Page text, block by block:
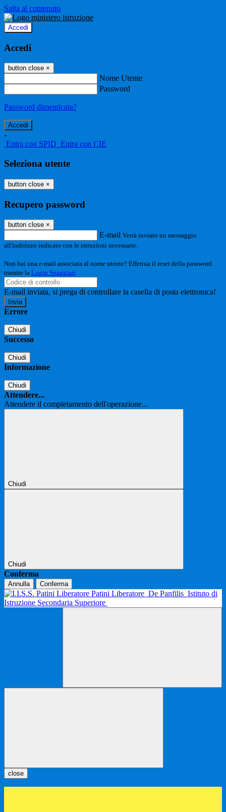
Salta al contenuto
Accedi
Accedi
button close ×
Nome Utente
Password
Password dimenticata?
-
Entra con SPID Entra con CIE
Seleziona utente
button close ×
Recupero password
button close ×
E-mail Verrà inviato un messaggio
all'indirizzo indicato con le istruzioni necessarie.
Non hai una e-mail associata al nome utente? Effettua il reset della password
tramite la Login Spaggiari
E-mail inviata, si prega di controllare la casella di posta elettronica!
Errore
Chiudi
Successo
Chiudi
Informazione
Chiudi
Attendere...
Attendere il completamento dell'operazione...
Chiudi
Chiudi
Conferma
Annulla Conferma
Patini Liberatore De Panfilis Istituto di
Istruzione Secondaria Superiore
close